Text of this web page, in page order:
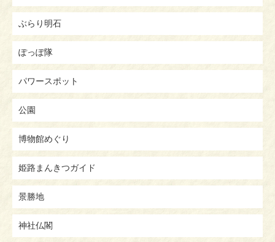
ぶらり明石
ぽっぽ隊
パワースポット
公園
博物館めぐり
姫路まんきつガイド
景勝地
神社仏閣